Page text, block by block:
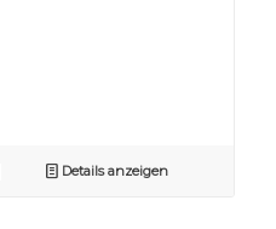
Details anzeigen